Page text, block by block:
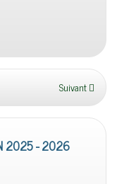
Suivant
2025 - 2026